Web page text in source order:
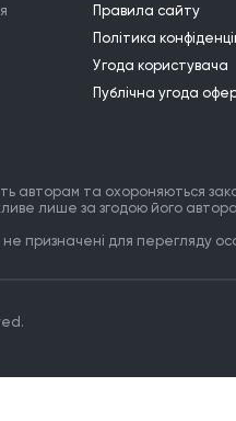
Правила сайту
Політика
Угода користувача
Публічна угода
авторам та охороняються
лише за згодою його
призначені для перегляду